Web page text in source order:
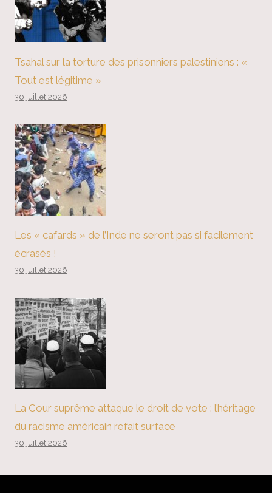
Tsahal sur la torture des prisonniers palestiniens : «
Tout est légitime »
30 juillet 2026
Les « cafards » de l’Inde ne seront pas si facilement
écrasés !
30 juillet 2026
La Cour suprême attaque le droit de vote : l’héritage
du racisme américain refait surface
30 juillet 2026